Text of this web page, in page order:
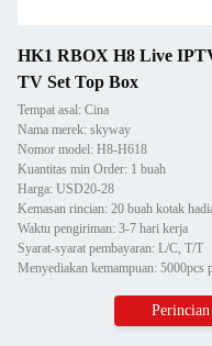
HK1 RBOX H8 Live
TV Set Top Box
Tempat asal: Cina
Nama merek: skyway
Nomor model: H8-H618
Kuantitas min Order: 1 buah
Harga: USD20-28
Kemasan rincian: 20 buah kotak
Waktu pengiriman: 3-7 hari kerja
Syarat-syarat pembayaran: L/C, T/T
Menyediakan kemampuan: 5000pcs
Perincian